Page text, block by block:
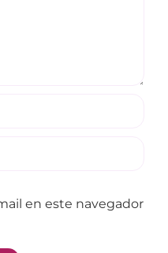
en este navegador